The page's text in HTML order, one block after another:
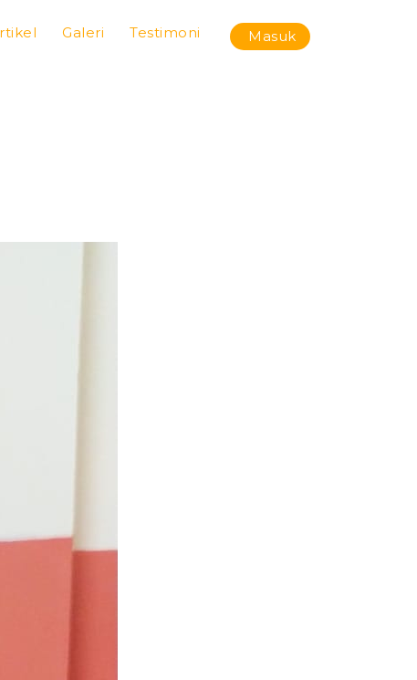
Galeri Testimoni Masuk